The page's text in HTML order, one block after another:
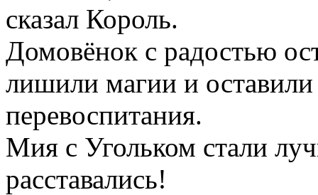
сказал Король.
Домовёнок с радостью
лишили магии и оставили
перевоспитания.
Мия с Угольком стали
расставались!